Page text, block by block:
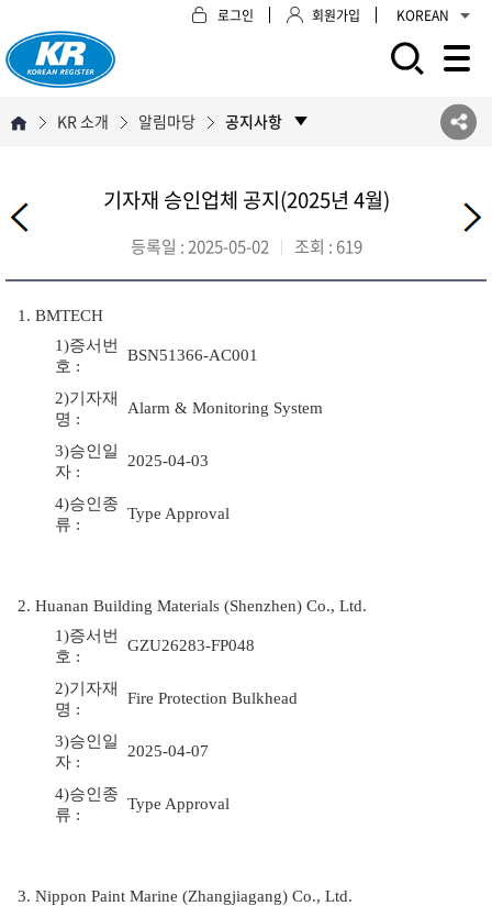
로그인 회원가입 KOREAN
KR 소개 알림마당 공지사항
기자재 승인업체 공지(2025년 4월)
등록일 : 2025-05-02 조회 : 619
1. BMTECH
1)증서번
호 :
BSN51366-AC001
2)기자재
명 :
Alarm & Monitoring System
3)승인일
자 :
2025-04-03
4)승인종
류 :
Type Approval
2. Huanan Building Materials (Shenzhen) Co., Ltd.
1)증서번
호 :
GZU26283-FP048
2)기자재
명 :
Fire Protection Bulkhead
3)승인일
자 :
2025-04-07
4)승인종
류 :
Type Approval
3. Nippon Paint Marine (Zhangjiagang) Co., Ltd.